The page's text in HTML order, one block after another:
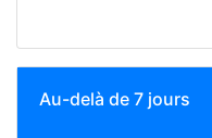
Au-delà de 7 jours